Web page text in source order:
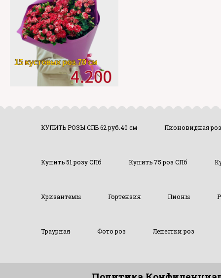
КУПИТЬ РОЗЫ СПБ 62 руб.40 см Пионовидная
Купить 51 розу СПб Купить 75 роз СПб
Хризантемы Гортензия Пионы
Траурная Фото роз Лепестки роз